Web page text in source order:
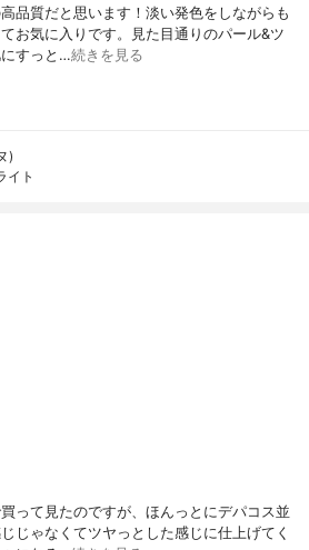
品質だと思います！淡い発色をしながらも
お気に入りです。見た目通りのパール&ツ
すっと…続きを見る
)
イト
って見たのですが、ほんっとにデパコス並
じゃなくてツヤっとした感じに仕上げてく